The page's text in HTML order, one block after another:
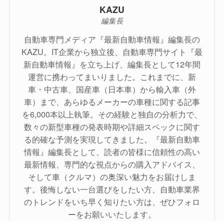
KAZU
編集長
自動車専門メディア『最新自動車情報』編集長の
KAZU。IT企業から独立後、自動車専門サイト『最
新自動車情報』を立ち上げ、編集長として12年間
運営に携わってまいりました。これまでに、新
車・中古車、国産車（日本車）から輸入車（外
車）まで、あらゆるメーカーの車種に関する記事
を6,000本以上執筆。その経験と独自の分析力で、
数々の新型車種の発表時期や詳細スペックに関す
る的確な予測を実現してきました。『最新自動車
情報』編集長として、読者の皆様に信頼性の高い
最新情報、専門的な視点からの購入アドバイス、
そして車（クルマ）の奥深い魅力をお届けしま
す。後悔しない一台選びをしたい方、自動車業界
のトレンドをいち早く知りたい方は、ぜひフォロ
ーをお願いいたします。